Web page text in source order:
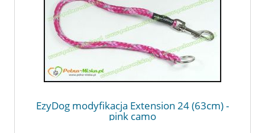
EzyDog modyfikacja Extension 24 (63cm) -
pink camo